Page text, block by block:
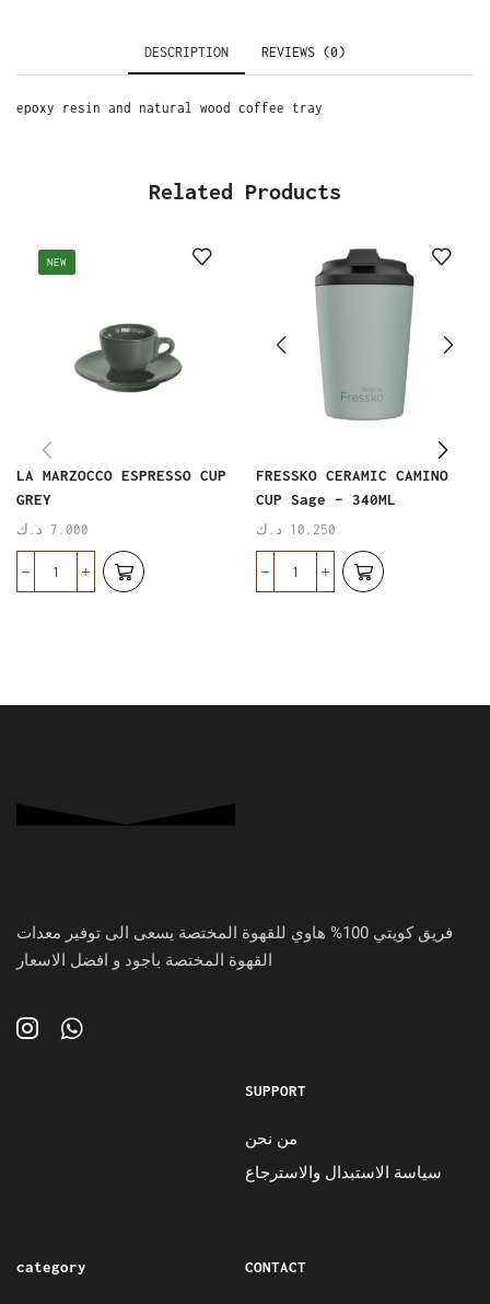
DESCRIPTION REVIEWS (0)
epoxy resin and natural wood coffee tray
Related Products
NEW
LA MARZOCCO ESPRESSO CUP
GREY
7.000 د.ك
FRESSKO CERAMIC CAMINO
CUP Sage – 340ML
10.250 د.ك
فريق كويتي 100% هاوي للقهوة المختصة يسعى الى توفير معدات
القهوة المختصة باجود و افضل الاسعار
SUPPORT
من نحن
سياسة الاستبدال والاسترجاع
category CONTACT